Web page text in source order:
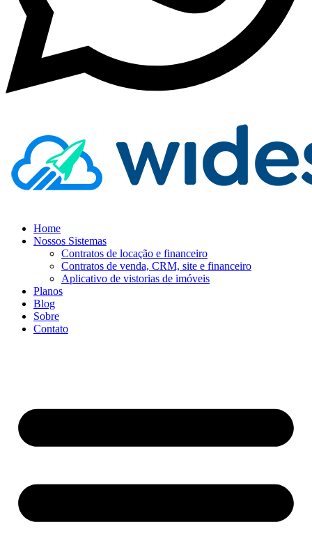
Home
Nossos Sistemas
Contratos de locação e financeiro
Contratos de venda, CRM, site e financeiro
Aplicativo de vistorias de imóveis
Planos
Blog
Sobre
Contato